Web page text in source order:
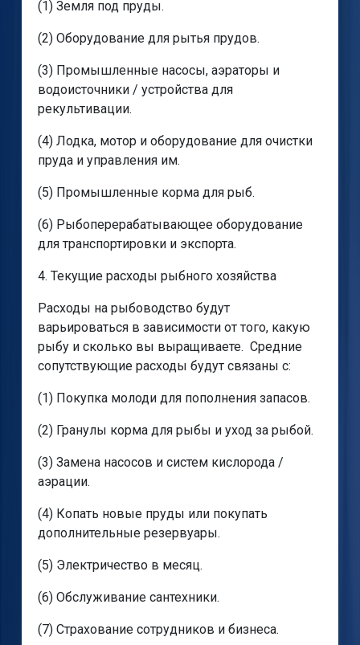
(1) Земля под пруды.
(2) Оборудование для рытья прудов.
(3) Промышленные насосы, аэраторы и
водоисточники / устройства для
рекультивации.
(4) Лодка, мотор и оборудование для очистки
пруда и управления им.
(5) Промышленные корма для рыб.
(6) Рыбоперерабатывающее оборудование
для транспортировки и экспорта.
4. Текущие расходы рыбного хозяйства
Расходы на рыбоводство будут
варьироваться в зависимости от того, какую
рыбу и сколько вы выращиваете. Средние
сопутствующие расходы будут связаны с:
(1) Покупка молоди для пополнения запасов.
(2) Гранулы корма для рыбы и уход за рыбой.
(3) Замена насосов и систем кислорода /
аэрации.
(4) Копать новые пруды или покупать
дополнительные резервуары.
(5) Электричество в месяц.
(6) Обслуживание сантехники.
(7) Страхование сотрудников и бизнеса.